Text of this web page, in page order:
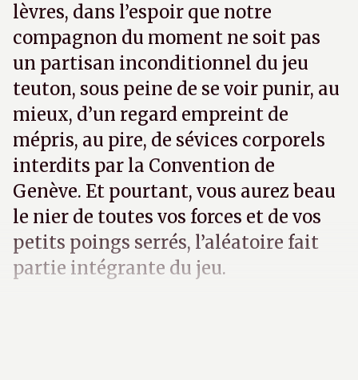
lèvres, dans l’espoir que notre
compagnon du moment ne soit pas
un partisan inconditionnel du jeu
teuton, sous peine de se voir punir, au
mieux, d’un regard empreint de
mépris, au pire, de sévices corporels
interdits par la Convention de
Genève. Et pourtant, vous aurez beau
le nier de toutes vos forces et de vos
petits poings serrés, l’aléatoire fait
partie intégrante du jeu.